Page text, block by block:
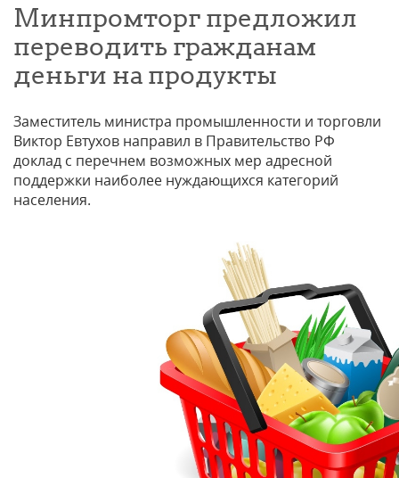
Минпромторг предложил
переводить гражданам
деньги на продукты
Заместитель министра промышленности и торговли
Виктор Евтухов направил в Правительство РФ
доклад с перечнем возможных мер адресной
поддержки наиболее нуждающихся категорий
населения.